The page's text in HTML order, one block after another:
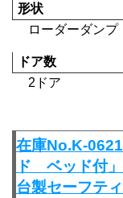
形状
ローダーダンプ
ドア数
2ドア
在庫No.K-
ド ベッド付
台製セーフテ